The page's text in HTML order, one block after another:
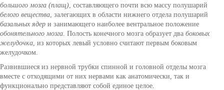
большого мозга (плащ), составляющего почти всю массу полушарий
белого вещества, залегающих в области нижнего отдела полушарий
базальных ядер и занимающего наиболее вентральное положение
обонятельного мозга. Полость конечного мозга образует два боковых
желудочка, из которых левый условно считают первым боковым
желудочком.
Развившиеся из нервной трубки спинной и головной отделы мозга
вместе с отходящими от них нервами как анатомически, так и
функционально представляют собой единое целое.